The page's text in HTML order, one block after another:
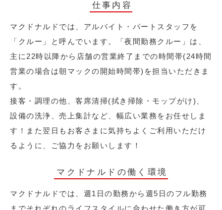
仕事内容
マクドナルドでは、アルバイト・パートスタッフを
「クルー」と呼んでいます。「夜間勤務クルー」は、
主に22時以降から店舗の営業終了までの時間帯(24時間
営業の場合は朝マックの開始時間帯)を担当いただきま
す。
接客・調理の他、客席清掃(拭き掃除・モップがけ)、
設備の洗浄、売上集計など、幅広い業務をお任せしま
す！また翌日もお客さまに気持ちよくご利用いただけ
るように、ご協力をお願いします！
マクドナルドの働く環境
マクドナルドでは、週1日の勤務から週5日のフル勤務